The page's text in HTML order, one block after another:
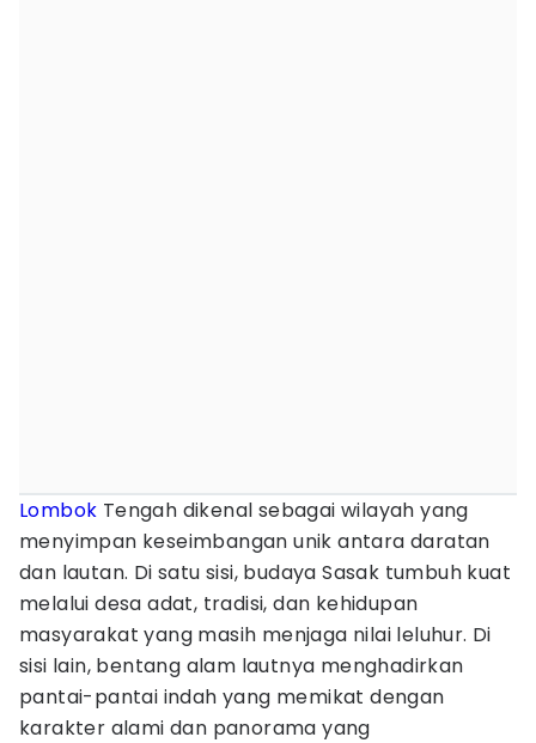
Lombok Tengah dikenal sebagai wilayah yang
menyimpan keseimbangan unik antara daratan
dan lautan. Di satu sisi, budaya Sasak tumbuh kuat
melalui desa adat, tradisi, dan kehidupan
masyarakat yang masih menjaga nilai leluhur. Di
sisi lain, bentang alam lautnya menghadirkan
pantai-pantai indah yang memikat dengan
karakter alami dan panorama yang